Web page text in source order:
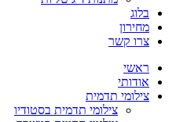
בלוג
מחירון
צרו קשר
ראשי
אודותי
צילומי תדמית
צילומי תדמית בסטודיו